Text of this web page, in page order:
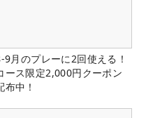
9月のプレーに2回使える！
ース限定2,000円クーポン
布中！